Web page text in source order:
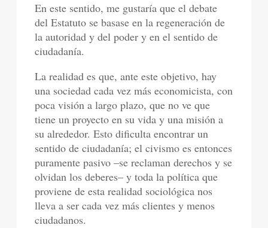
En este sentido, me gustaría que el debate
del Estatuto se basase en la regeneración de
la autoridad y del poder y en el sentido de
ciudadanía.
La realidad es que, ante este objetivo, hay
una sociedad cada vez más economicista, con
poca visión a largo plazo, que no ve que
tiene un proyecto en su vida y una misión a
su alrededor. Esto dificulta encontrar un
sentido de ciudadanía; el civismo es entonces
puramente pasivo –se reclaman derechos y se
olvidan los deberes– y toda la política que
proviene de esta realidad sociológica nos
lleva a ser cada vez más clientes y menos
ciudadanos.